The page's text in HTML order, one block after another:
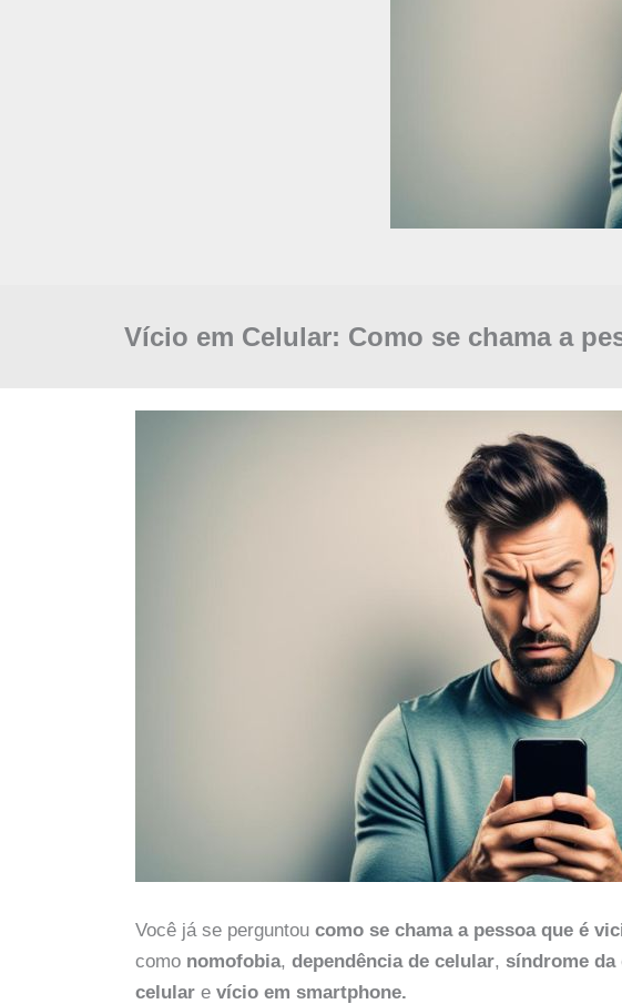
Vício em Celular: Como se chama a
Você já se perguntou como se chama a pessoa que é
como nomofobia, dependência de celular, síndrome da
celular e vício em smartphone.